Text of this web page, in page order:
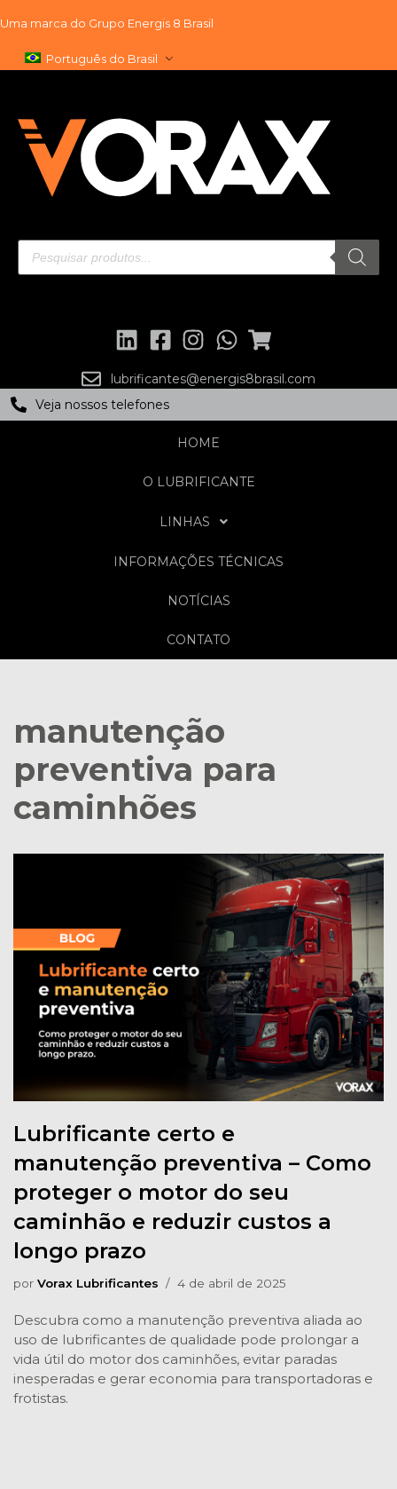
para
Uma marca do Grupo Energis 8 Brasil
Português do Brasil
lubrificantes@energis8brasil.com
Veja nossos telefones
HOME
O LUBRIFICANTE
LINHAS
INFORMAÇÕES TÉCNICAS
NOTÍCIAS
CONTATO
manutenção
preventiva para
caminhões
Lubrificante certo e
manutenção preventiva – Como
proteger o motor do seu
caminhão e reduzir custos a
longo prazo
por Vorax Lubrificantes 4 de abril de 2025
Descubra como a manutenção preventiva aliada ao
uso de lubrificantes de qualidade pode prolongar a
vida útil do motor dos caminhões, evitar paradas
inesperadas e gerar economia para transportadoras e
frotistas.